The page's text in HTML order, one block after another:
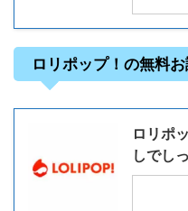
ロリポップ！の無料
ロリポ
しでし